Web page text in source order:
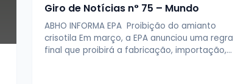
Giro de Notícias n° 75 – Mundo
ABHO INFORMA EPA Proibição do amianto
crisotila Em março, a EPA anunciou uma regra
final que proibirá a fabricação, importação,…